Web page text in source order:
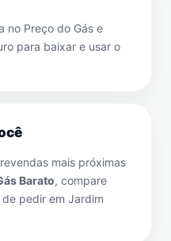
no Preço do Gás e
para baixar e usar o
mais próximas
Barato, compare
pedir em Jardim